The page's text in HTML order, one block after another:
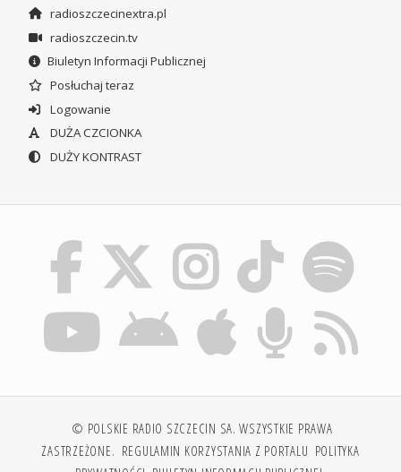
radioszczecinextra.pl
radioszczecin.tv
Biuletyn Informacji Publicznej
Posłuchaj teraz
Logowanie
DUŻA CZCIONKA
DUŻY KONTRAST
© POLSKIE RADIO SZCZECIN SA. WSZYSTKIE PRAWA
ZASTRZEŻONE. REGULAMIN KORZYSTANIA Z PORTALU POLITYKA